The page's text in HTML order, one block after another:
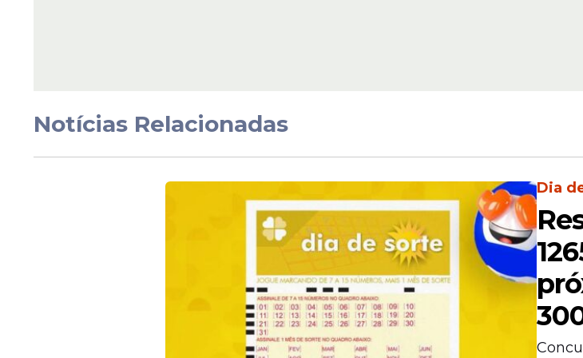
Veja Também
Além de relatar o episódio envolvendo ela própria, Vitória Kelly afirmou
presentes no local também teriam passado por situações
influenciador. Segundo a dançarina, existem testemunhas que
mulheres que relataram ter sofrido a mesma conduta. A
declarou que outras vítimas podem confirmar os acontecimentos
Notícias Relacionadas
Dia